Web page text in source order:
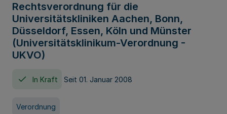
Rechtsverordnung für die
Universitätskliniken Aachen, Bonn,
Düsseldorf, Essen, Köln und Münster
(Universitätsklinikum-Verordnung -
UKVO)
In Kraft Seit 01. Januar 2008
Verordnung